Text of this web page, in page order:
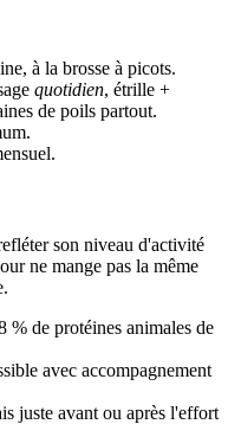
à la brosse à picots.
quotidien, étrille +
de poils partout.
son niveau d'activité
ne mange pas la même
% de protéines animales de
avec accompagnement
juste avant ou après l'effort